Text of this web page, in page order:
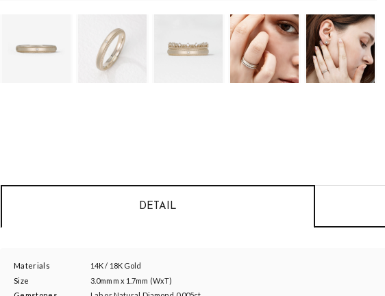
DETAIL
Materials
14K / 18K Gold
Size
3.0mmm x 1.7mm (WxT)